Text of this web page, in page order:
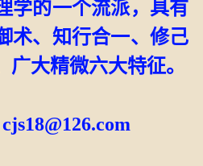
学的一个流派，具有
术、知行合一、修己
大精微六大特征。
cjs18@126.com